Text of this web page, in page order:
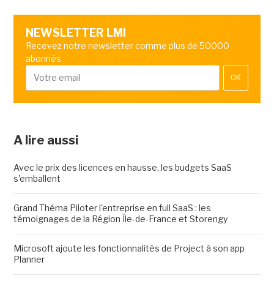
NEWSLETTER LMI
Recevez notre newsletter comme plus de 50000
abonnés
OK
A lire aussi
Avec le prix des licences en hausse, les budgets SaaS
s'emballent
Grand Théma Piloter l'entreprise en full SaaS : les
témoignages de la Région Île-de-France et Storengy
Microsoft ajoute les fonctionnalités de Project à son app
Planner